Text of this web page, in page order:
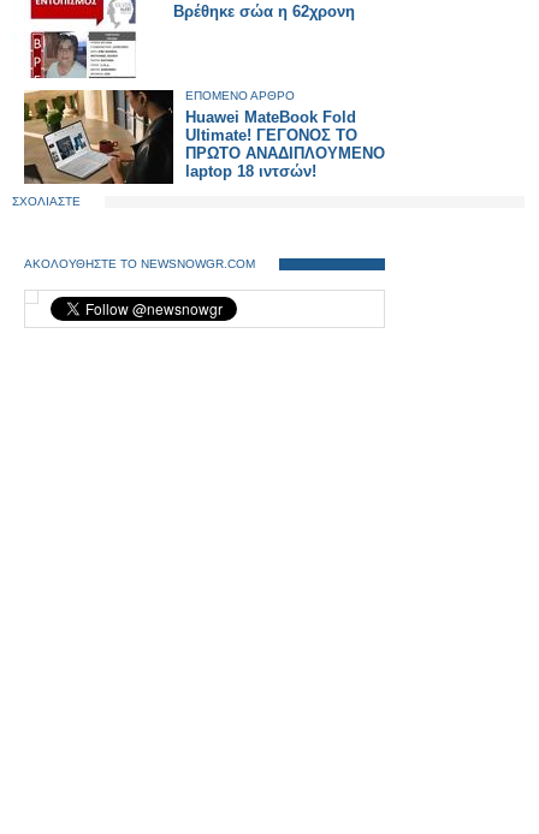
Βρέθηκε σώα η 62χρονη
ΕΠΟΜΕΝΟ ΑΡΘΡΟ
Huawei MateBook Fold
Ultimate! ΓΕΓΟΝΟΣ ΤΟ
ΠΡΩΤΟ ΑΝΑΔΙΠΛΟΥΜΕΝΟ
laptop 18 ιντσών!
ΣΧΟΛΙΑΣΤΕ
ΑΚΟΛΟΥΘΗΣΤΕ ΤΟ NEWSNOWGR.COM